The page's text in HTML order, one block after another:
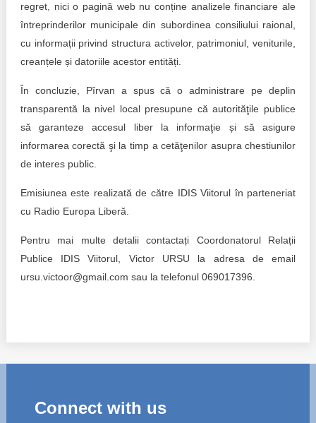
regret, nici o pagină web nu conține analizele financiare ale
întreprinderilor municipale din subordinea consiliului raional,
cu informații privind structura activelor, patrimoniul, veniturile,
creanțele și datoriile acestor entități.
În concluzie, Pîrvan a spus că o administrare pe deplin
transparentă la nivel local presupune că autorităţile publice
să garanteze accesul liber la informaţie și să asigure
informarea corectă şi la timp a cetăţenilor asupra chestiunilor
de interes public.
Emisiunea este realizată de către IDIS Viitorul în parteneriat
cu Radio Europa Liberă.
Pentru mai multe detalii contactați Coordonatorul Relații
Publice IDIS Viitorul, Victor URSU la adresa de email
ursu.victoor@gmail.com sau la telefonul 069017396.
Connect with us